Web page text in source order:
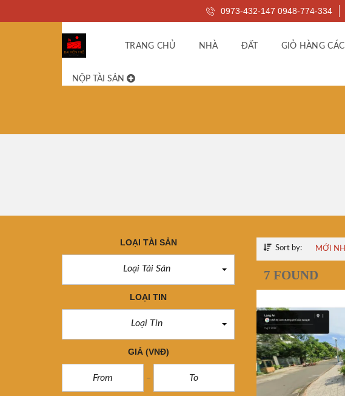
0973-432-147 0948-774-334
TRANG CHỦ NHÀ ĐẤT GIỎ HÀNG
NỘP TÀI SẢN
LOẠI TÀI SẢN
Loại Tài Sản
LOẠI TIN
Loại Tin
GIÁ (VNĐ)
Sort by: MỚI
7 FOUND